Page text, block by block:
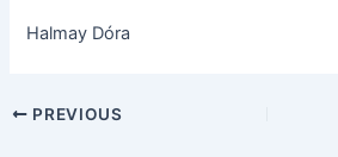
Halmay Dóra
PREVIOUS